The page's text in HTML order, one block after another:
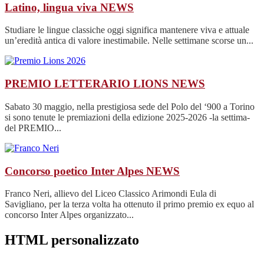
Latino, lingua viva NEWS
Studiare le lingue classiche oggi significa mantenere viva e attuale
un’eredità antica di valore inestimabile. Nelle settimane scorse un...
PREMIO LETTERARIO LIONS NEWS
Sabato 30 maggio, nella prestigiosa sede del Polo del ‘900 a Torino
si sono tenute le premiazioni della edizione 2025-2026 -la settima-
del PREMIO...
Concorso poetico Inter Alpes NEWS
Franco Neri, allievo del Liceo Classico Arimondi Eula di
Savigliano, per la terza volta ha ottenuto il primo premio ex equo al
concorso Inter Alpes organizzato...
HTML personalizzato